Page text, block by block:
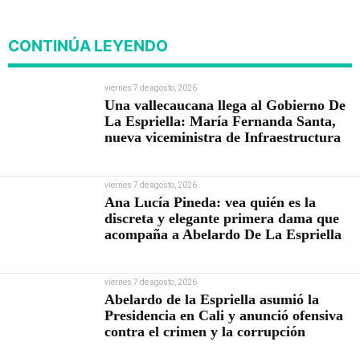
CONTINÚA LEYENDO
viernes 7 de agosto, 2026
Una vallecaucana llega al Gobierno De
La Espriella: María Fernanda Santa,
nueva viceministra de Infraestructura
viernes 7 de agosto, 2026
Ana Lucía Pineda: vea quién es la
discreta y elegante primera dama que
acompaña a Abelardo De La Espriella
viernes 7 de agosto, 2026
Abelardo de la Espriella asumió la
Presidencia en Cali y anunció ofensiva
contra el crimen y la corrupción